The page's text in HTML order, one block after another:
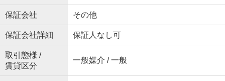
保証会社 その他
保証会社詳細 保証人なし可
取引態様 /
賃貸区分
一般媒介 / 一般